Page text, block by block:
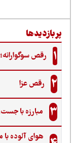
رقص سوگوارانه؛
رقص عزا
مبارزه با
هوای آلوده با